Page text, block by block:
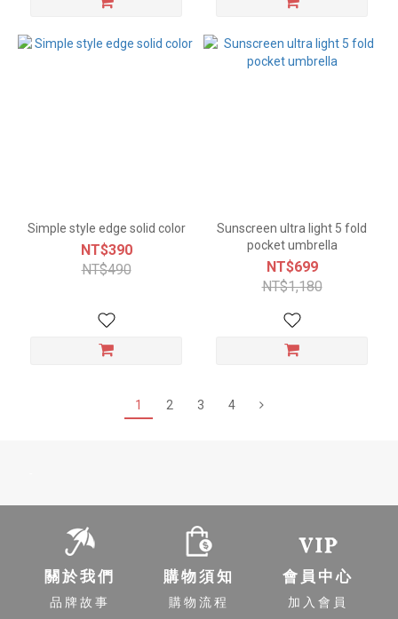
Simple style edge solid color
NT$390
NT$490
Sunscreen ultra light 5 fold
pocket umbrella
NT$699
NT$1,180
1 2 3 4
關於我們
品牌故事
購物須知
購物流程
會員中心
加入會員